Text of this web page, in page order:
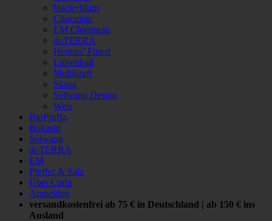
black+blum
Chocqlate
EM Chiemgau
doTERRA
Hennes’ Finest
Luisenhall
Multikraft
Skaza
Solwang Design
Weis
BioProffa
Bokashi
Solwang
doTERRA
EM
Pfeffer & Salz
Über Carla
Anmelden
versandkostenfrei ab 75 € in Deutschland | ab 150 € ins
Ausland